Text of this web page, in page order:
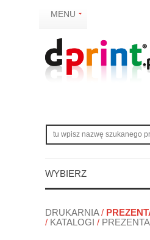
MENU
WYBIERZ
DRUKARNIA/
/ KATALOGI /